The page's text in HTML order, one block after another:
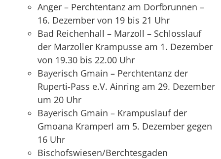
Anger – Perchtentanz am Dorfbrunnen –
16. Dezember von 19 bis 21 Uhr
Bad Reichenhall – Marzoll – Schlosslauf
der Marzoller Krampusse am 1. Dezember
von 19.30 bis 22.00 Uhr
Bayerisch Gmain – Perchtentanz der
Ruperti-Pass e.V. Ainring am 29. Dezember
um 20 Uhr
Bayerisch Gmain – Krampuslauf der
Gmoana Kramperl am 5. Dezember gegen
16 Uhr
Bischofswiesen/Berchtesgaden